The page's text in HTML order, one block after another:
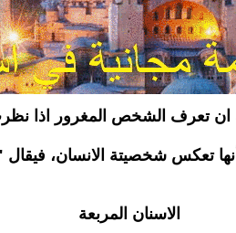
ان تعرف الشخص المغرور اذا
تعكس شخصيتة الانسان،
الاسنان المربعة